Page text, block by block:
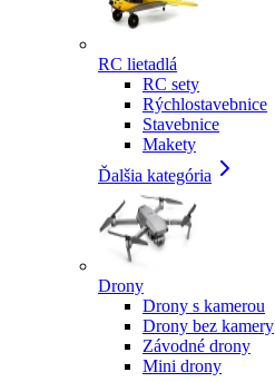
RC lietadlá
RC sety
Rýchlostavebnice
Stavebnice
Makety
Ďalšia kategória
Drony
Drony s kamerou
Drony bez kamery
Závodné drony
Mini drony